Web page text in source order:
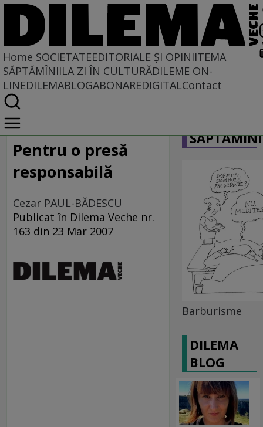
Home SOCIETATEEDITORIALE ȘI OPINIITEMA
SĂPTĂMÎNIILA ZI ÎN CULTURĂDILEME ON-
LINEDILEMABLOGABONAREDIGITALContact
Home
Societate
MASS COMEDIA
Pentru o presă
responsabilă
Cezar PAUL-BĂDESCU
Publicat în Dilema Veche nr.
163 din 23 Mar 2007
Barburisme
DILEMA
BLOG